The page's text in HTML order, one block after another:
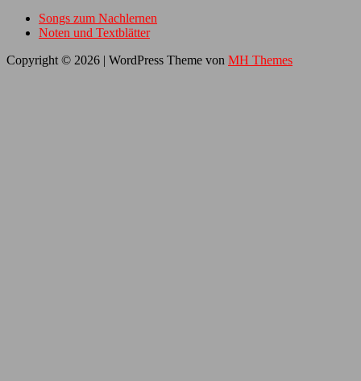
Songs zum Nachlernen
Noten und Textblätter
Copyright © 2026 | WordPress Theme von MH Themes